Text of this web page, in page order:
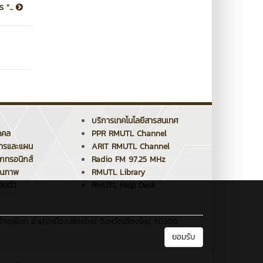
“...
ล
รและแผน
ทรอนิกส์
ภาพ
บริการเทคโนโลยีสารสนเทศ
PPR RMUTL Channel
ARIT RMUTL Channel
Radio FM 97.25 MHz
RMUTL Library
ยอมรับ